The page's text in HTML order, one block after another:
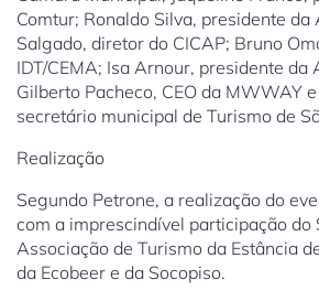
Comtur; Ronaldo Silva, presidente da
Salgado, diretor do CICAP; Bruno
IDT/CEMA; Isa Arnour, presidente da
Gilberto Pacheco, CEO da MWWAY
secretário municipal de Turismo de
Realização
Segundo Petrone, a realização do
com a imprescindível participação do
Associação de Turismo da Estância
da Ecobeer e da Socopiso.